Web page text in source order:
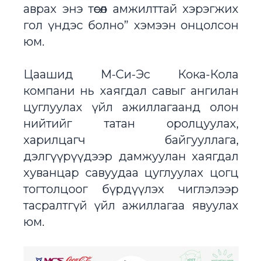
аврах энэ төсөл амжилттай хэрэгжих
гол үндэс болно” хэмээн онцолсон
юм.
Цаашид М-Си-Эс Кока-Кола
компани нь хаягдал савыг ангилан
цуглуулах үйл ажиллагаанд олон
нийтийг татан оролцуулах,
харилцагч байгууллага,
дэлгүүрүүдээр дамжуулан хаягдал
хуванцар савуудаа цуглуулах цогц
тогтолцоог бүрдүүлэх чиглэлээр
тасралтгүй үйл ажиллагаа явуулах
юм.